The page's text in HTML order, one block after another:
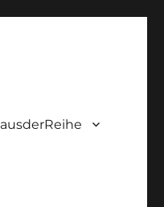
ausderReihe